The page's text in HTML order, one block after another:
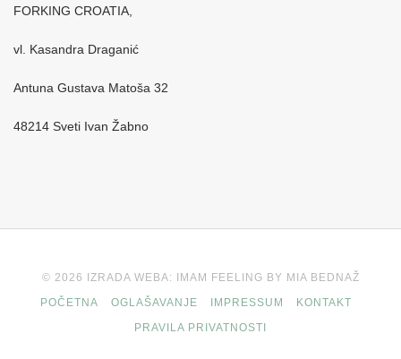
FORKING CROATIA,
vl. Kasandra Draganić
Antuna Gustava Matoša 32
48214 Sveti Ivan Žabno
© 2026 IZRADA WEBA: IMAM FEELING BY MIA BEDNAŽ
POČETNA
OGLAŠAVANJE IMPRESSUM
KONTAKT
PRAVILA PRIVATNOSTI